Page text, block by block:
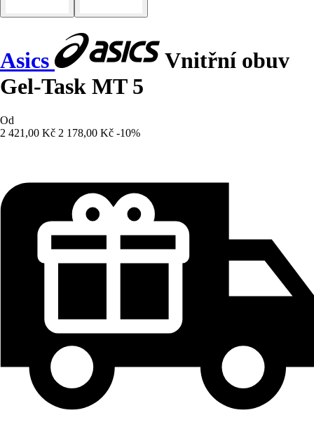
Asics
Vnitřní obuv
Gel-Task MT 5
Od
2 421,00 Kč 2 178,00 Kč -10%